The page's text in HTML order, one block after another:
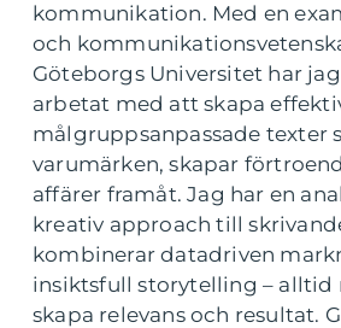
kommunikation. Med en
och
Göteborgs Universitet har
arbetat med att skapa
målgruppsanpassade texter
varumärken, skapar
affärer framåt. Jag har en
kreativ approach till
kombinerar datadriven
insiktsfull storytelling – alltid
skapa relevans och resultat.